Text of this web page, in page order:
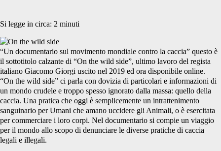
<span>documentario
anticaccia</span>
Si legge in circa: 2 minuti
“Un documentario sul movimento mondiale contro la caccia” questo è
il sottotitolo calzante di “On the wild side”, ultimo lavoro del regista
italiano Giacomo Giorgi uscito nel 2019 ed ora disponibile online.
“On the wild side” ci parla con dovizia di particolari e informazioni di
un mondo crudele e troppo spesso ignorato dalla massa: quello della
caccia. Una pratica che oggi è semplicemente un intrattenimento
sanguinario per Umani che amano uccidere gli Animali, o è esercitata
per commerciare i loro corpi. Nel documentario si compie un viaggio
per il mondo allo scopo di denunciare le diverse pratiche di caccia
legali e illegali.